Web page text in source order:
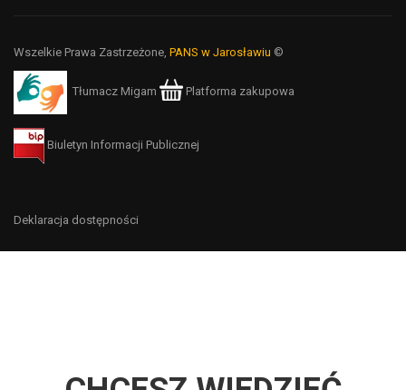
Wszelkie Prawa Zastrzeżone, PANS w Jarosławiu ©
Tłumacz Migam Platforma zakupowa
Biuletyn Informacji Publicznej
Deklaracja dostępności